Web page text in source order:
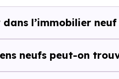
Le parc résidentiel de
résidences secondaires.
Avec 71.6 % de
l’immobilier
neufs peut-on